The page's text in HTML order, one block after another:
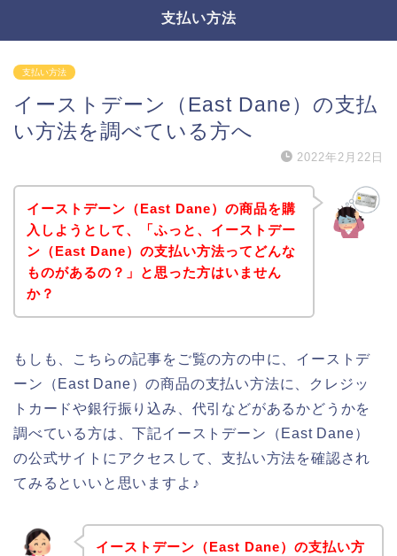
支払い方法
支払い方法
イーストデーン（East Dane）の支払
い方法を調べている方へ
2022年2月22日
イーストデーン（East Dane）の商品を購
入しようとして、「ふっと、イーストデー
ン（East Dane）の支払い方法ってどんな
ものがあるの？」と思った方はいません
か？
もしも、こちらの記事をご覧の方の中に、イーストデ
ーン（East Dane）の商品の支払い方法に、クレジッ
トカードや銀行振り込み、代引などがあるかどうかを
調べている方は、下記イーストデーン（East Dane）
の公式サイトにアクセスして、支払い方法を確認され
てみるといいと思いますよ♪
イーストデーン（East Dane）の支払い方